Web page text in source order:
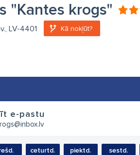
"Kantes krogs"
LV-4401 Kā nokļūt?
e-pastu
ceturtd. piektd. sestd.